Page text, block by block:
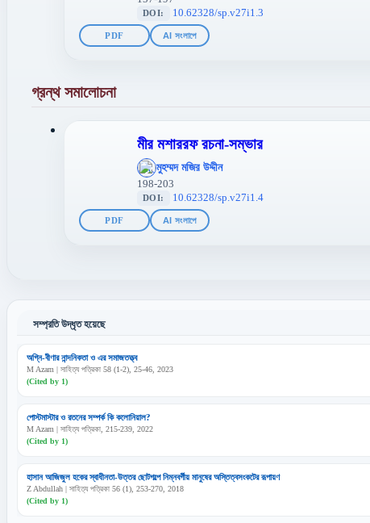
DOI: 10.62328/sp.v27i1.3
PDF AI সংলাপে
গ্রন্থ সমালোচনা
মীর মশাররফ রচনা-সম্ভার
';
};">
মুহম্মদ মজির উদ্দীন
198-203
DOI: 10.62328/sp.v27i1.4
PDF AI সংলাপে
সম্প্রতি উদ্ধৃত হয়েছে
অগ্নি-বীণার নান্দনিকতা ও এর সমাজতত্ত্ব
M Azam | সাহিত্য পত্রিকা 58 (1-2), 25-46, 2023
(Cited by 1)
পোস্টমাস্টার ও রতনের সম্পর্ক কি কলোনিয়াল?
M Azam | সাহিত্য পত্রিকা, 215-239, 2022
(Cited by 1)
হাসান আজিজুল হকের স্বাধীনতা-উত্তর ছোটগল্পে নিম্নবর্গীয় মানুষের অস্তিত্বসংকটের রূপায়ণ
Z Abdullah | সাহিত্য পত্রিকা 56 (1), 253-270, 2018
(Cited by 1)